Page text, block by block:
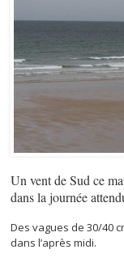
Un vent de Sud ce
dans la journée
Des vagues de 30/40
dans l’après midi.